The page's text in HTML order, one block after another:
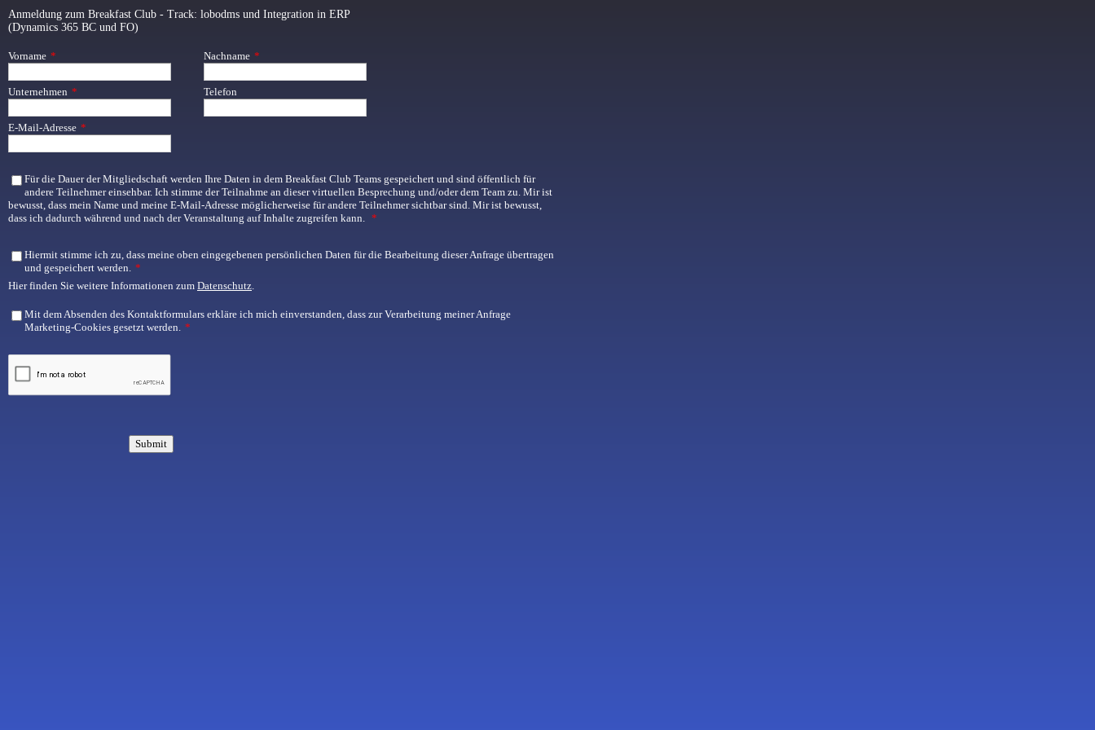
Anmeldung zum Breakfast Club - Track: lobodms und Integration in ERP
(Dynamics 365 BC und FO)
Vorname * Nachname *
Unternehmen * Telefon
E-Mail-Adresse *
Für die Dauer der Mitgliedschaft werden Ihre Daten in dem Breakfast Club Teams gespeichert und sind öffentlich für
andere Teilnehmer einsehbar. Ich stimme der Teilnahme an dieser virtuellen Besprechung und/oder dem Team zu. Mir ist
bewusst, dass mein Name und meine E-Mail-Adresse möglicherweise für andere Teilnehmer sichtbar sind. Mir ist bewusst,
dass ich dadurch während und nach der Veranstaltung auf Inhalte zugreifen kann. *
Hiermit stimme ich zu, dass meine oben eingegebenen persönlichen Daten für die Bearbeitung dieser Anfrage übertragen
und gespeichert werden. *
Hier finden Sie weitere Informationen zum Datenschutz.
Mit dem Absenden des Kontaktformulars erkläre ich mich einverstanden, dass zur Verarbeitung meiner Anfrage
Marketing-Cookies gesetzt werden. *